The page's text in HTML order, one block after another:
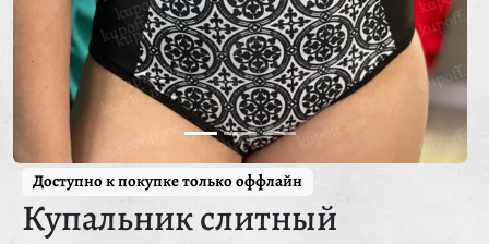
Доступно к покупке только оффлайн
Купальник слитный